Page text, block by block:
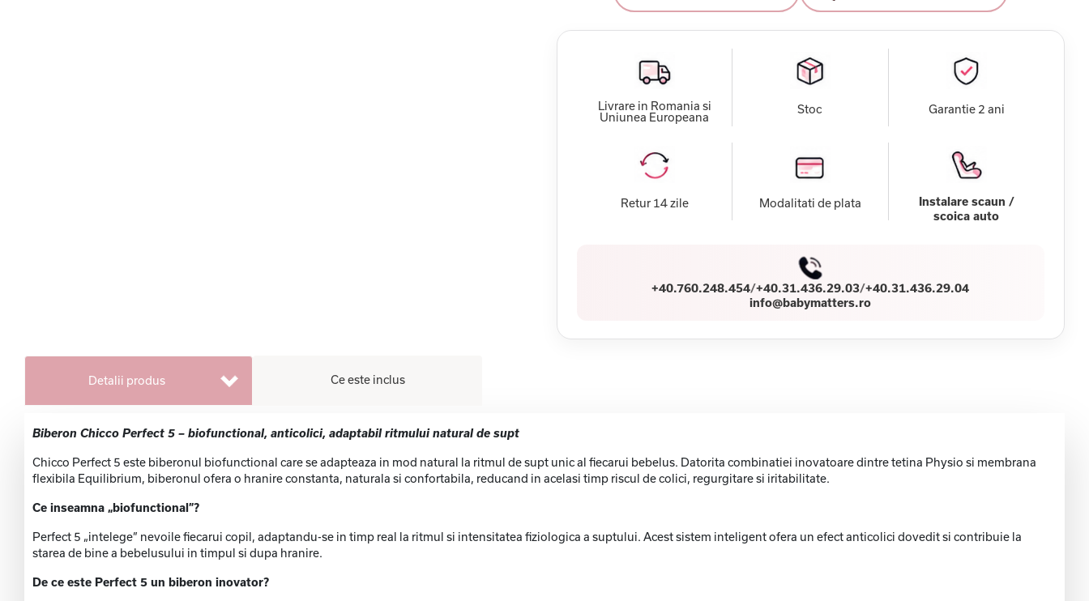
Livrare in Romania si
Uniunea Europeana
Stoc Garantie 2 ani
Retur 14 zile Modalitati de plata
Instalare scaun /
scoica auto
+40.760.248.454/+40.31.436.29.03/+40.31.436.29.04
info@babymatters.ro
Detalii produs Ce este inclus
Biberon Chicco Perfect 5 – biofunctional, anticolici, adaptabil ritmului natural de supt
Chicco Perfect 5 este biberonul biofunctional care se adapteaza in mod natural la ritmul de supt unic al fiecarui bebelus. Datorita combinatiei inovatoare dintre tetina Physio si membrana
flexibila Equilibrium, biberonul ofera o hranire constanta, naturala si confortabila, reducand in acelasi timp riscul de colici, regurgitare si iritabilitate.
Ce inseamna „biofunctional”?
Perfect 5 „intelege” nevoile fiecarui copil, adaptandu-se in timp real la ritmul si intensitatea fiziologica a suptului. Acest sistem inteligent ofera un efect anticolici dovedit si contribuie la
starea de bine a bebelusului in timpul si dupa hranire.
De ce este Perfect 5 un biberon inovator?